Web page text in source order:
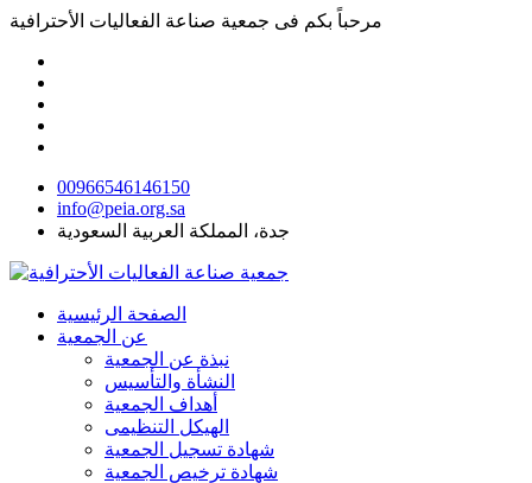
مرحباً بكم فى جمعية صناعة الفعاليات الأحترافية
00966546146150
info@peia.org.sa
جدة، المملكة العربية السعودية
الصفحة الرئيسية
عن الجمعية
نبذة عن الجمعية
النشأة والتأسيس
أهداف الجمعية
الهيكل التنظيمى
شهادة تسجيل الجمعية
شهادة ترخيص الجمعية